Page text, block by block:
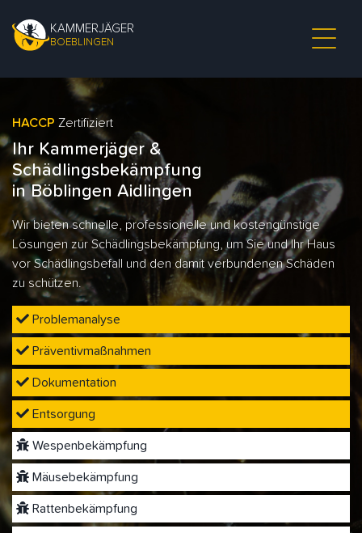
KAMMERJÄGER
BOEBLINGEN
HACCP Zertifiziert
Ihr Kammerjäger &
Schädlingsbekämpfung
in Böblingen Aidlingen
Wir bieten schnelle, professionelle und kostengünstige
Lösungen zur Schädlingsbekämpfung, um Sie und Ihr Haus
vor Schädlingsbefall und den damit verbundenen Schäden
zu schützen.
Problemanalyse
Präventivmaßnahmen
Dokumentation
Entsorgung
Wespenbekämpfung
Mäusebekämpfung
Rattenbekämpfung